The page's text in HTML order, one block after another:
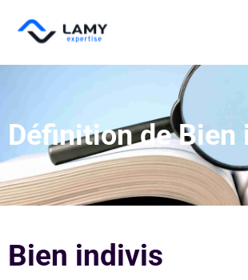
Définition de Bien
Bien indivis